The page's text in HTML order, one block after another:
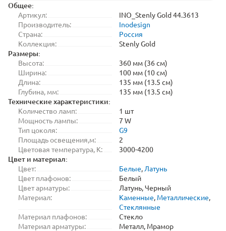
Общее:
Артикул:
INO_Stenly Gold 44.3613
Производитель:
Inodesign
Страна:
Россия
Коллекция:
Stenly Gold
Размеры:
Высота:
360 мм (36 см)
Ширина:
100 мм (10 см)
Длина:
135 мм (13.5 см)
Глубина, мм:
135 мм (13.5 см)
Технические характеристики:
Количество ламп:
1 шт
Мощность лампы:
7 W
Тип цоколя:
G9
Площадь освещения,м:
2
Цветовая температура, K:
3000-4200
Цвет и материал:
Цвет: Белые, Латунь
Цвет плафонов:
Белый
Цвет арматуры:
Латунь, Черный
Материал:
Каменные, Металлические,
Стеклянные
Материал плафонов:
Стекло
Материал арматуры:
Металл, Мрамор